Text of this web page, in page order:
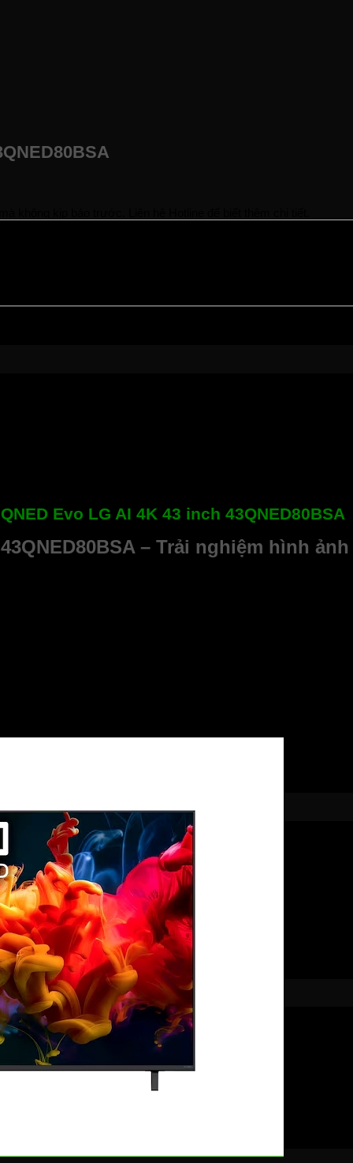
không kịp báo trước. Liên hệ Hotline để biết thêm chi tiết.
hàng.
Evo LG AI 4K 43 inch 43QNED80BSA
– Trải nghiệm hình
sống động và hệ sinh thái trí tuệ nhân tạo mạnh mẽ.
kế tối giản với viền mỏng hiện đại, tạo cảm giác màn
hợp với nhiều phong cách nội thất khác nhau, từ hiện đại
linh hoạt mà không làm ảnh hưởng đến tổng thể không
kết hợp với chế độ Gallery Mode, biến TV thành một khung